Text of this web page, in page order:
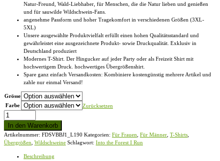
Natur-Freund, Wald-Liebhaber, für Menschen, die die Natur lieben und genießen
und für sauwilde Wildschwein-Fans.
angenehme Passform und hoher Tragekomfort in verschiedenen Größen (3XL-
5XL)
Unsere ausgewählte Produktvielfalt erfüllt einen hohen Qualitätsstandard und
gewährleistet eine ausgezeichnete Produkt- sowie Druckqualität. Exklusiv in
Deutschland produziert
Modernes T-Shirt. Der Hingucker auf jeder Party oder als Freizeit Shirt mit
hochwertigem Druck. hochwertiges Übergrößenshirt.
Spare ganz einfach Versandkosten: Kombiniere kostengünstig mehrere Artikel und
zahle nur einmal Versand!
Grösse
Farbe
Zurücksetzen
Into
the
Forest
I
Run
In den Warenkorb
Artikelnummer: FDSVBBJ1_L190 Kategorien: Für Frauen, Für Männer, T-Shirts,
Übergrößen, Wildschweine Schlagwort: Into the Forest I Run
Beschreibung